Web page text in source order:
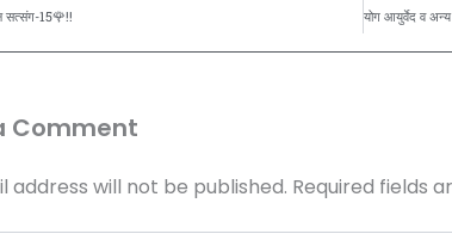
सत्संग-15🌹!!
Comment
address will not be published. Required fields